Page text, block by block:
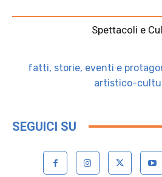
Spettacoli e
fatti, storie, eventi e
artistico-
SEGUICI SU